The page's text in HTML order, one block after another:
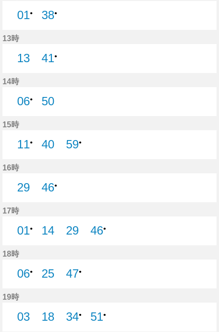
01● 38●
13時
13
41●
14時
06●
50
15時
11●
40
59●
16時
29
46●
17時
01●
14
29
46●
18時
06●
25
47●
19時
03
18
34● 51●